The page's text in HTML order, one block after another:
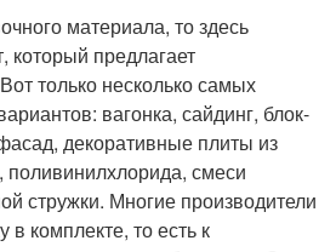
материала, то здесь
который предлагает
только несколько самых
вагонка, сайдинг, блок-
декоративные плиты из
поливинилхлорида, смеси
стружки. Многие производители
в комплекте, то есть к